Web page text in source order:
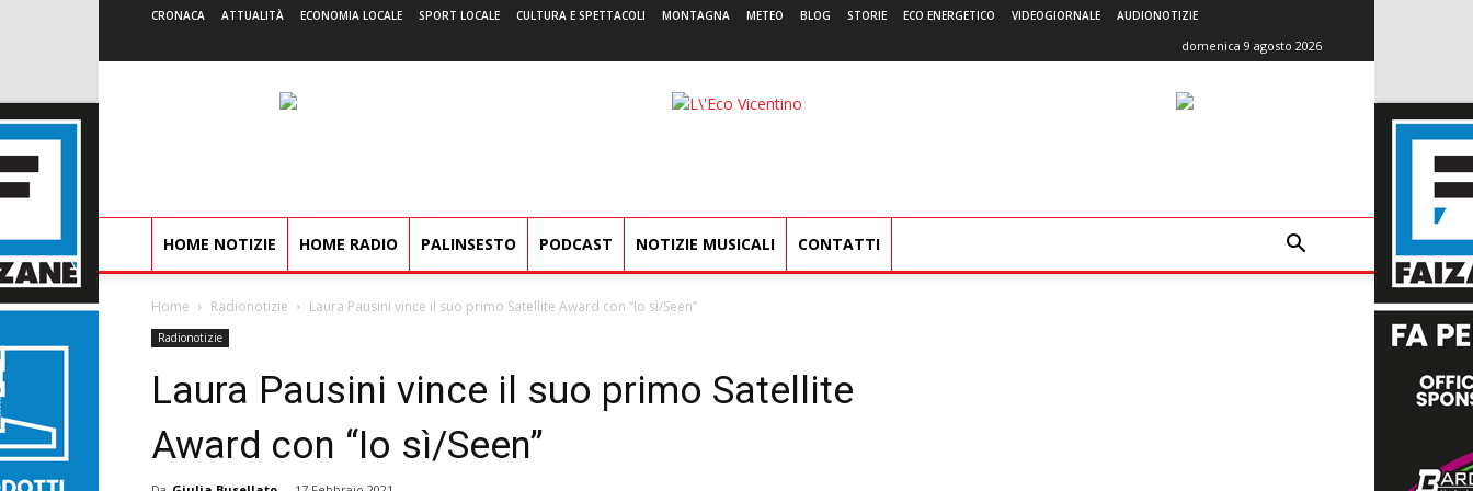
CRONACA ATTUALITÀ ECONOMIA LOCALE SPORT LOCALE CULTURA E SPETTACOLI MONTAGNA METEO BLOG STORIE ECO ENERGETICO VIDEOGIORNALE AUDIONOTIZIE
domenica 9 agosto 2026
L'Eco
HOME NOTIZIE HOME RADIO PALINSESTO PODCAST NOTIZIE MUSICALI CONTATTI
Home Radionotizie Laura Pausini vince il suo primo Satellite Award con “Io sì/Seen”
Radionotizie
Laura Pausini vince il suo primo Satellite
Award con “Io sì/Seen”